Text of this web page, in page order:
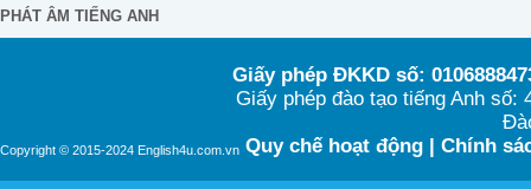
PHÁT ÂM TIẾNG ANH
Copyright © 2015-2024 English4u.com.vn
Giấy phép ĐKKD số:
Giấy phép đào tạo tiếng Anh
Quy chế hoạt động| Chính